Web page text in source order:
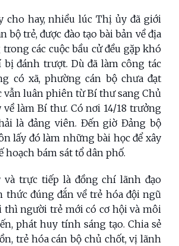
cho hay, nhiều lúc Thị ủy đã giới
bộ trẻ, được đào tạo bài bản về địa
các cuộc bầu cử đều gặp khó
đánh trượt. Dù đã làm công tác
có xã, phường cán bộ chưa đạt
vẫn luân phiên từ Bí thư sang Chủ
làm Bí thư. Có nơi 14/18 trưởng
là đảng viên. Đến giờ Đảng bộ
lấy đó làm những bài học để xây
hoạch bám sát tổ dân phố.
trực tiếp là đồng chí lãnh đạo
thức đúng đắn về trẻ hóa đội ngũ
thì người trẻ mới có cơ hội và môi
phát huy tính sáng tạo. Chia sẻ
trẻ hóa cán bộ chủ chốt, vị lãnh